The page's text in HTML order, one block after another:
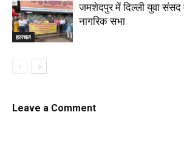
हलचल
जमशेदपुर में दिल्ली युवा संसद
नागरिक सभा
Leave a Comment